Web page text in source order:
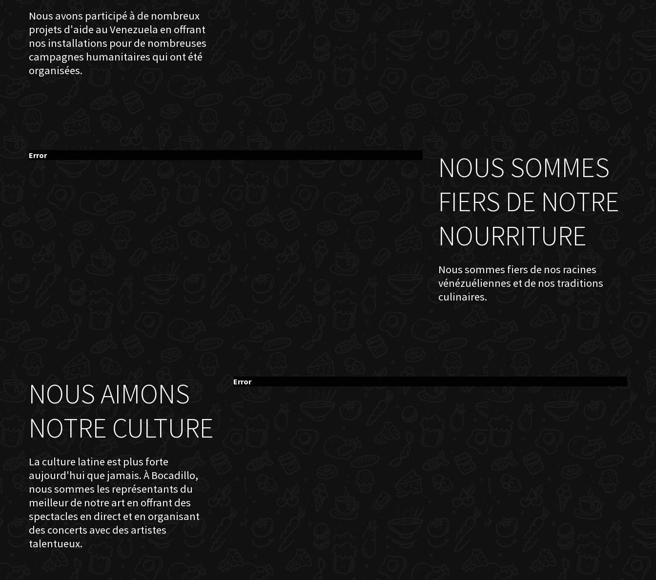
Nous avons participé à de nombreux
projets d'aide au Venezuela en offrant
nos installations pour de nombreuses
campagnes humanitaires qui ont été
organisées.
NOUS SOMMES
FIERS DE NOTRE
NOURRITURE
Nous sommes fiers de nos racines
vénézuéliennes et de nos traditions
culinaires.
Error
NOUS AIMONS
NOTRE CULTURE
La culture latine est plus forte
aujourd'hui que jamais. À Bocadillo,
nous sommes les représentants du
meilleur de notre art en offrant des
spectacles en direct et en organisant
des concerts avec des artistes
talentueux.
Error